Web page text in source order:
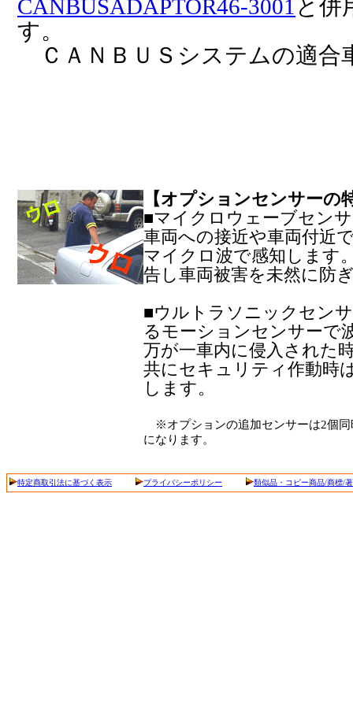
CANBUSADAPTOR46-3001 と併
す。
ＣＡＮＢＵＳシステムの適合
【オプションセンサーの
■マイクロウェーブセン
車両への接近や車両付近
マイクロ波で感知します
告し車両被害を未然に防
■ウルトラソニックセン
るモーションセンサーで
万が一車内に侵入された
共にセキュリティ作動時
します。
※オプションの追加センサーは2個同
になります。
特定商取引法に基づく表示 プライバシーポリシー 類似品・コピー商品/商標/